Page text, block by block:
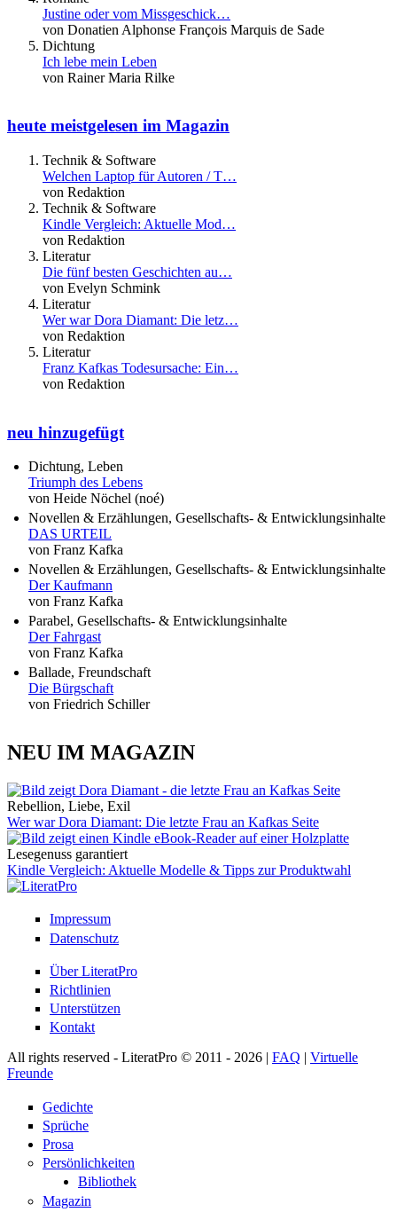
Justine oder vom Missgeschick…
von Donatien Alphonse François Marquis de Sade
Dichtung
Ich lebe mein Leben
von Rainer Maria Rilke
heute meistgelesen im Magazin
Technik & Software
Welchen Laptop für Autoren / T…
von Redaktion
Technik & Software
Kindle Vergleich: Aktuelle Mod…
von Redaktion
Literatur
Die fünf besten Geschichten au…
von Evelyn Schmink
Literatur
Wer war Dora Diamant: Die letz…
von Redaktion
Literatur
Franz Kafkas Todesursache: Ein…
von Redaktion
neu hinzugefügt
Dichtung, Leben
Triumph des Lebens
von Heide Nöchel (noé)
Novellen & Erzählungen, Gesellschafts- & Entwicklungsinhalte
DAS URTEIL
von Franz Kafka
Novellen & Erzählungen, Gesellschafts- & Entwicklungsinhalte
Der Kaufmann
von Franz Kafka
Parabel, Gesellschafts- & Entwicklungsinhalte
Der Fahrgast
von Franz Kafka
Ballade, Freundschaft
Die Bürgschaft
von Friedrich Schiller
NEU IM MAGAZIN
Rebellion, Liebe, Exil
Wer war Dora Diamant: Die letzte Frau an Kafkas Seite
Lesegenuss garantiert
Kindle Vergleich: Aktuelle Modelle & Tipps zur Produktwahl
Impressum
Datenschutz
Über LiteratPro
Richtlinien
Unterstützen
Kontakt
All rights reserved - LiteratPro © 2011 - 2026 | FAQ | Virtuelle
Freunde
Gedichte
Sprüche
Prosa
Persönlichkeiten
Bibliothek
Magazin